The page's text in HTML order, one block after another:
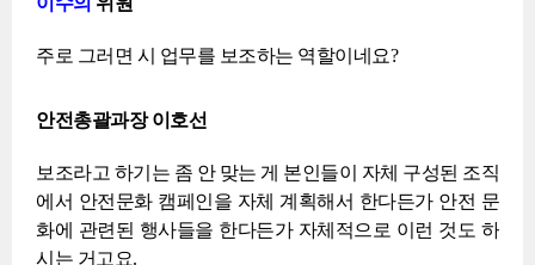
주로 그러면 시 업무를 보조하는 역할이네요?
안전총괄과장 이호선
보조라고 하기는 좀 안 맞는 게 본인들이 자체 구성된 조직
에서 안전문화 캠페인을 자체 계획해서 한다든가 안전 문
화에 관련된 행사들을 한다든가 자체적으로 이런 것도 하
시는 거고요.